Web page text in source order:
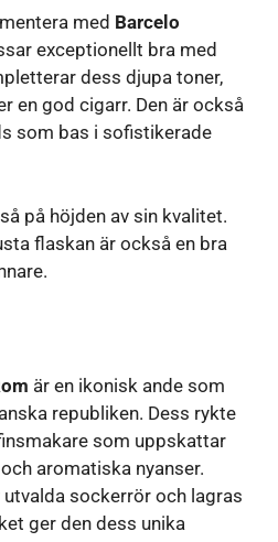
med Barcelo
exceptionellt bra med
dess djupa toner,
en god cigarr. Den är också
som bas i sofistikerade
på höjden av sin kvalitet.
flaskan är också en bra
är en ikonisk ande som
republiken. Dess rykte
som uppskattar
aromatiska nyanser.
utvalda sockerrör och lagras
ger den dess unika